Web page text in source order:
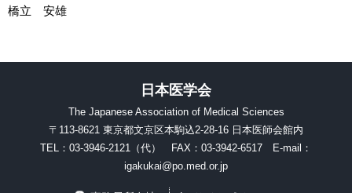
橋立 安雄
日本医学会
The Japanese Association of Medical Sciences
〒113-8621 東京都文京区本駒込2-28-16 日本医師会館内
TEL：03-3946-2121（代） FAX：03-3942-6517 E-mail：
igakukai@po.med.or.jp